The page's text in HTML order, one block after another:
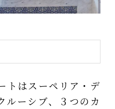
トはスーペリア・デ
ルーシブ、３つのカ